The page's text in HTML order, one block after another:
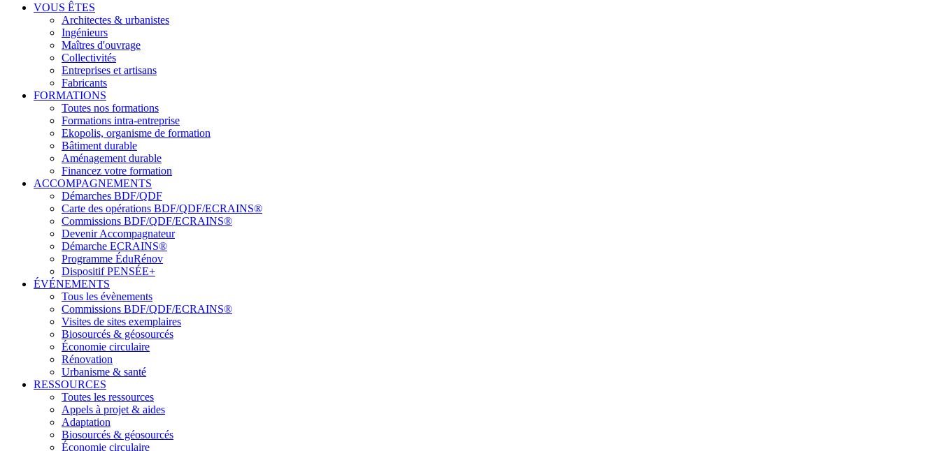
VOUS ÊTES
Architectes & urbanistes
Ingénieurs
Maîtres d'ouvrage
Collectivités
Entreprises et artisans
Fabricants
FORMATIONS
Toutes nos formations
Formations intra-entreprise
Ekopolis, organisme de formation
Bâtiment durable
Aménagement durable
Financez votre formation
ACCOMPAGNEMENTS
Démarches BDF/QDF
Carte des opérations BDF/QDF/ECRAINS®
Commissions BDF/QDF/ECRAINS®
Devenir Accompagnateur
Démarche ECRAINS®
Programme ÉduRénov
Dispositif PENSÉE+
ÉVÉNEMENTS
Tous les évènements
Commissions BDF/QDF/ECRAINS®
Visites de sites exemplaires
Biosourcés & géosourcés
Économie circulaire
Rénovation
Urbanisme & santé
RESSOURCES
Toutes les ressources
Appels à projet & aides
Adaptation
Biosourcés & géosourcés
Économie circulaire